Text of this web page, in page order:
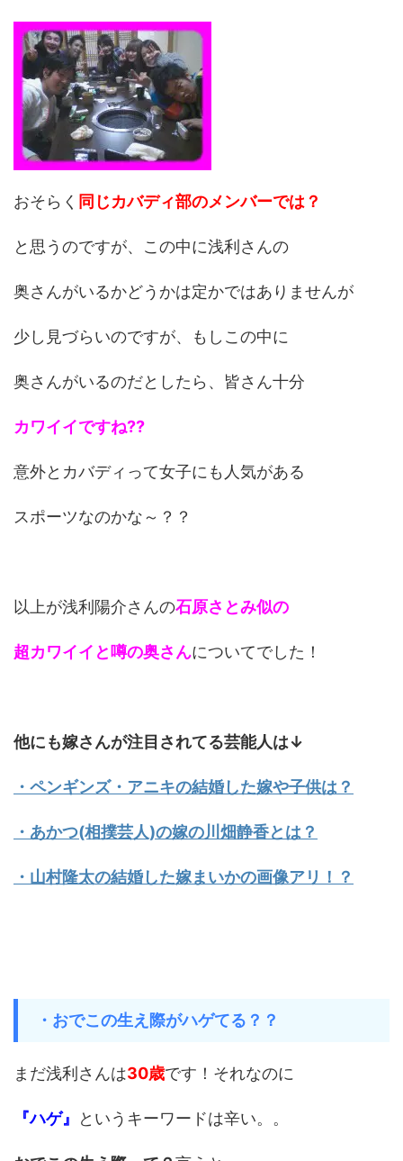
おそらく 同じカバディ部のメンバーでは？
と思うのですが、この中に浅利さんの
奥さんがいるかどうかは定かではありませんが
少し見づらいのですが、もしこの中に
奥さんがいるのだとしたら、皆さん十分
カワイイですね??
意外とカバディって女子にも人気がある
スポーツなのかな～？？
以上が浅利陽介さんの石原さとみ似の
超カワイイと噂の奥さんについてでした！
他にも嫁さんが注目されてる芸能人は↓
・ペンギンズ・アニキの結婚した嫁や子供は？
・あかつ(相撲芸人)の嫁の川畑静香とは？
・山村隆太の結婚した嫁まいかの画像アリ！？
・おでこの生え際がハゲてる？？
まだ浅利さんは30歳です！それなのに
『ハゲ』 というキーワードは辛い。。